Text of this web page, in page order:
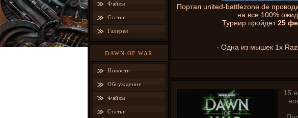
Файлы
Статьи
Галерея
DAWN OF WAR
Новости
Обсуждение
Файлы
Статьи
Портал united-battlezone.de
на все 100%
Турнир пройдет25
- Одна из мышек 1x
15